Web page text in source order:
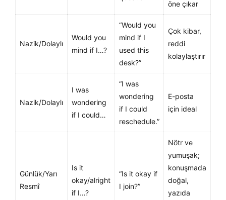
öne çıkar
Nazik/Dolaylı
Would you
mind if I…?
“Would you
mind if I
used this
desk?”
Çok kibar,
reddi
kolaylaştırır
Nazik/Dolaylı
I was
wondering
if I could…
“I was
wondering
if I could
reschedule.”
E-posta
için ideal
Günlük/Yarı
Resmî
Is it
okay/alright
if I…?
“Is it okay if
I join?”
Nötr ve
yumuşak;
konuşmada
doğal,
yazıda